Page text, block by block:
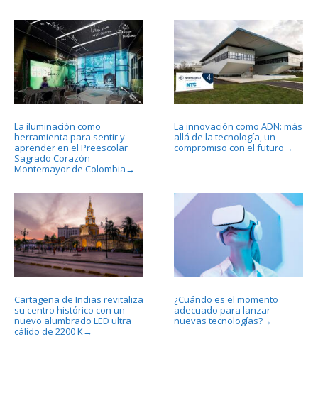
La iluminación como
herramienta para sentir y
aprender en el Preescolar
Sagrado Corazón
Montemayor de Colombia →
La innovación como ADN: más
allá de la tecnología, un
compromiso con el futuro →
Cartagena de Indias revitaliza
su centro histórico con un
nuevo alumbrado LED ultra
cálido de 2200 K→
¿Cuándo es el momento
adecuado para lanzar
nuevas tecnologías?→